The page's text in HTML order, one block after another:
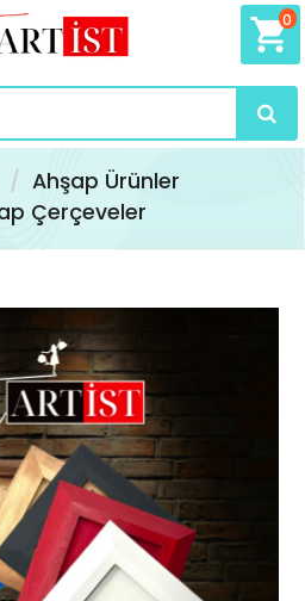
shopping_cart
0
Ahşap Ürünler
Çerçeveler